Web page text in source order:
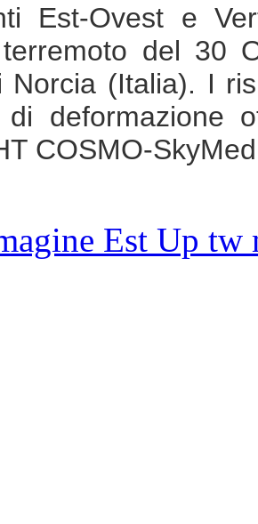
Est-Ovest e
del 30
Norcia (Italia). I
deformazione
COSMO-